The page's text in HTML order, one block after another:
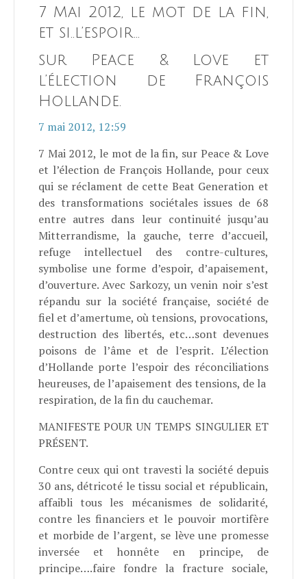
7 Mai 2012, le mot de la fin,
et si..l’espoir…
sur Peace & Love et
l’élection de François
Hollande.
7 mai 2012, 12:59
7 Mai 2012, le mot de la fin, sur Peace & Love
et l’élection de François Hollande, pour ceux
qui se réclament de cette Beat Generation et
des transformations sociétales issues de 68
entre autres dans leur continuité jusqu’au
Mitterrandisme, la gauche, terre d’accueil,
refuge intellectuel des contre-cultures,
symbolise une forme d’espoir, d’apaisement,
d’ouverture. Avec Sarkozy, un venin noir s’est
répandu sur la société française, société de
fiel et d’amertume, où tensions, provocations,
destruction des libertés, etc…sont devenues
poisons de l’âme et de l’esprit. L’élection
d’Hollande porte l’espoir des réconciliations
heureuses, de l’apaisement des tensions, de la
respiration, de la fin du cauchemar.
MANIFESTE POUR UN TEMPS SINGULIER ET
PRÉSENT.
Contre ceux qui ont travesti la société depuis
30 ans, détricoté le tissu social et républicain,
affaibli tous les mécanismes de solidarité,
contre les financiers et le pouvoir mortifère
et morbide de l’argent, se lève une promesse
inversée et honnête en principe, de
principe….faire fondre la fracture sociale,